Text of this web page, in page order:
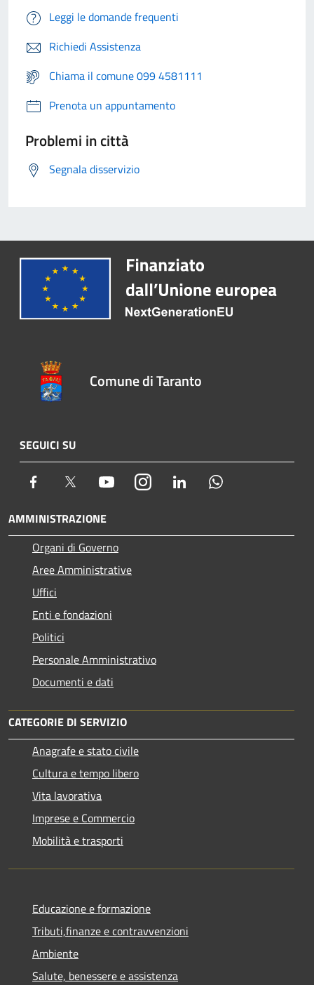
Leggi le domande frequenti
Richiedi Assistenza
Chiama il comune 099 4581111
Prenota un appuntamento
Problemi in città
Segnala disservizio
Comune di Taranto
SEGUICI SU
Facebook Twitter YoutubeInstagram LinkedIn
AMMINISTRAZIONE
Organi di Governo
Aree Amministrative
Uffici
Enti e fondazioni
Politici
Personale Amministrativo
Documenti e dati
CATEGORIE DI SERVIZIO
Anagrafe e stato civile
Cultura e tempo libero
Vita lavorativa
Imprese e Commercio
Mobilità e trasporti
Educazione e formazione
Tributi,finanze e contravvenzioni
Ambiente
Salute, benessere e assistenza